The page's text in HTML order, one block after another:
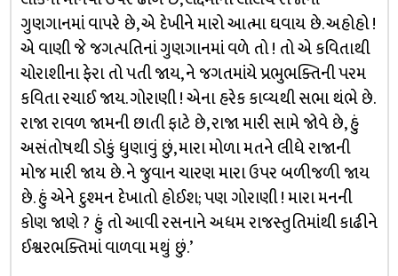
ગુણગાનમાં વાપરે છે, એ દેખીને મારો આત્મા ઘવાય છે. અહોહો !
એ વાણી જે જગત્પતિનાં ગુણગાનમાં વળે તો ! તો એ કવિતાથી
ચોરાશીના ફેરા તો પતી જાય, ને જગતમાંયે પ્રભુભક્તિની પરમ
કવિતા રચાઈ જાય. ગોરાણી ! એના હરેક કાવ્યથી સભા થંભે છે.
રાજા રાવળ જામની છાતી ફાટે છે, રાજા મારી સામે જોવે છે, હું
અસંતોષથી ડોકું ધુણાવું છું, મારા મોળા મતને લીધે રાજાની
મોજ મારી જાય છે. ને જુવાન ચારણ મારા ઉપર બળીજળી જાય
છે. હું એને દુશ્મન દેખાતો હોઈશ; પણ ગોરાણી ! મારા મનની
કોણ જાણે ? હું તો આવી રસનાને અધમ રાજસ્તુતિમાંથી કાઢીને
ઈશ્વરભક્તિમાં વાળવા મથું છું.’